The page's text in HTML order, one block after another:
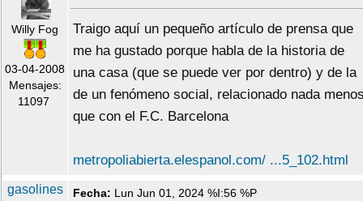
Willy Fog
03-04-2008
Mensajes:
11097
Traigo aquí un pequeño artículo de prensa que
me ha gustado porque habla de la historia de
una casa (que se puede ver por dentro) y de la
de un fenómeno social, relacionado nada
que con el F.C. Barcelona
metropoliabierta.elespanol.com/ ...5_102.html
gasolines Fecha: Lun Jun 01, 2024 %I:56 %P